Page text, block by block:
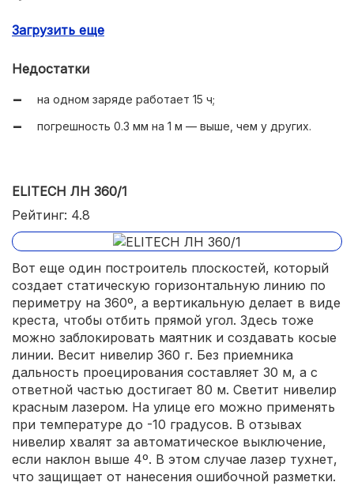
Загрузить еще
Недостатки
на одном заряде работает 15 ч;
погрешность 0.3 мм на 1 м — выше, чем у других.
ELITECH ЛН 360/1
Рейтинг: 4.8
Вот еще один построитель плоскостей, который
создает статическую горизонтальную линию по
периметру на 360º, а вертикальную делает в виде
креста, чтобы отбить прямой угол. Здесь тоже
можно заблокировать маятник и создавать косые
линии. Весит нивелир 360 г. Без приемника
дальность проецирования составляет 30 м, а с
ответной частью достигает 80 м. Светит нивелир
красным лазером. На улице его можно применять
при температуре до -10 градусов. В отзывах
нивелир хвалят за автоматическое выключение,
если наклон выше 4º. В этом случае лазер тухнет,
что защищает от нанесения ошибочной разметки.